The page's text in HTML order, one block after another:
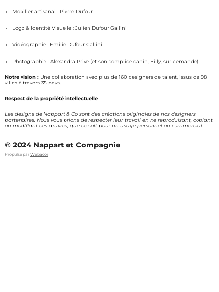
r
m
o
Mobilier artisanal : Pierre Dufour
Logo & Identité Visuelle : Julien Dufour Gallini
Vidéographie : Émilie Dufour Gallini
Photographie : Alexandra Privé (et son complice canin, Billy, sur demande)
Notre vision : Une collaboration avec plus de 160 designers de talent, issus de 98
villes à travers 35 pays.
Respect de la propriété intellectuelle
Les designs de Nappart & Co sont des créations originales de nos designers
partenaires. Nous vous prions de respecter leur travail en ne reproduisant, copiant
ou modifiant ces œuvres, que ce soit pour un usage personnel ou commercial.
© 2024 Nappart et Compagnie
Propulsé par Webador